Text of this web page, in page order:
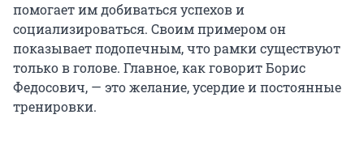
помогает им добиваться успехов и
социализироваться. Своим примером он
показывает подопечным, что рамки существуют
только в голове. Главное, как говорит Борис
Федосович, — это желание, усердие и постоянные
тренировки.